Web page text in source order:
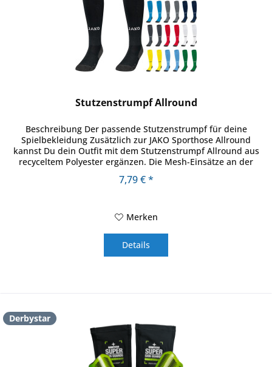
Stutzenstrumpf Allround
Beschreibung Der passende Stutzenstrumpf für deine
Spielbekleidung Zusätzlich zur JAKO Sporthose Allround
kannst Du dein Outfit mit dem Stutzenstrumpf Allround aus
recyceltem Polyester ergänzen. Die Mesh-Einsätze an der
7,79 € *
Merken
Details
Derbystar